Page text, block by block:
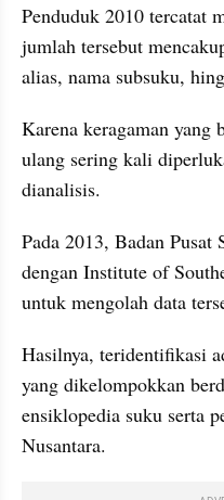
Penduduk 2010 tercatat
jumlah tersebut
alias, nama subsuku,
Karena keragaman yang
ulang sering kali
dianalisis.
Pada 2013, Badan
dengan Institute of
untuk mengolah data
Hasilnya, teridentifikasi
yang dikelompokkan
ensiklopedia suku serta
Nusantara.